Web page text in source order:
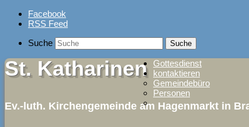
Skip
Facebook
RSS Feed
Suche
St. Katharinen
Ev.-luth. Kirchengemeinde am Hagenmarkt in
Gottesdienst
kontaktieren
Gemeindebüro
Personen